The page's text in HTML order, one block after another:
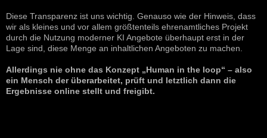
Diese Transparenz ist uns wichtig. Genauso wie der Hinweis, dass
wir als kleines und vor allem größtenteils ehrenamtliches Projekt
durch die Nutzung moderner KI Angebote überhaupt erst in der
Lage sind, diese Menge an inhaltlichen Angeboten zu machen.
Allerdings nie ohne das Konzept „Human in the loop“ – also
ein Mensch der überarbeitet, prüft und letztlich dann die
Ergebnisse online stellt und freigibt.